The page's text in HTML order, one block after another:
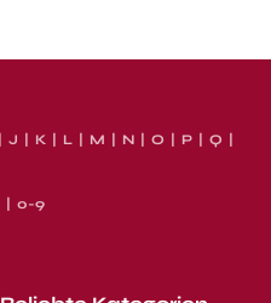
J K L M N O P Q
0-9